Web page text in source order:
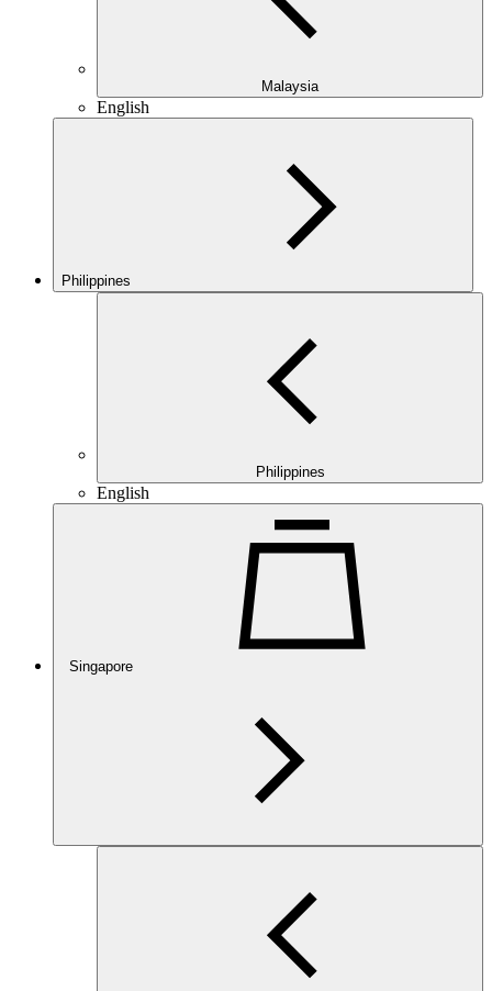
Malaysia
English
Philippines
Philippines
English
Singapore